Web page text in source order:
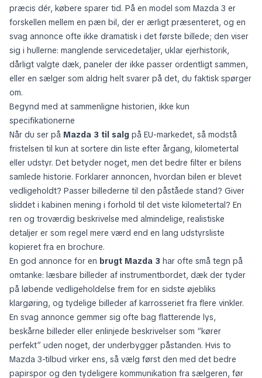
præcis dér, købere sparer tid. På en model som Mazda 3 er
forskellen mellem en pæn bil, der er ærligt præsenteret, og en
svag annonce ofte ikke dramatisk i det første billede; den viser
sig i hullerne: manglende servicedetaljer, uklar ejerhistorik,
dårligt valgte dæk, paneler der ikke passer ordentligt sammen,
eller en sælger som aldrig helt svarer på det, du faktisk spørger
om.
Begynd med at sammenligne historien, ikke kun
specifikationerne
Når du ser på Mazda 3 til salg på EU-markedet, så modstå
fristelsen til kun at sortere din liste efter årgang, kilometertal
eller udstyr. Det betyder noget, men det bedre filter er bilens
samlede historie. Forklarer annoncen, hvordan bilen er blevet
vedligeholdt? Passer billederne til den påståede stand? Giver
sliddet i kabinen mening i forhold til det viste kilometertal? En
ren og troværdig beskrivelse med almindelige, realistiske
detaljer er som regel mere værd end en lang udstyrsliste
kopieret fra en brochure.
En god annonce for en brugt Mazda 3 har ofte små tegn på
omtanke: læsbare billeder af instrumentbordet, dæk der tyder
på løbende vedligeholdelse frem for en sidste øjebliks
klargøring, og tydelige billeder af karrosseriet fra flere vinkler.
En svag annonce gemmer sig ofte bag flatterende lys,
beskårne billeder eller enlinjede beskrivelser som “kører
perfekt” uden noget, der underbygger påstanden. Hvis to
Mazda 3-tilbud virker ens, så vælg først den med det bedre
papirspor og den tydeligere kommunikation fra sælgeren, før